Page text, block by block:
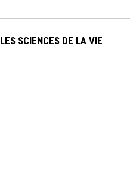
LES SCIENCES DE LA VIE